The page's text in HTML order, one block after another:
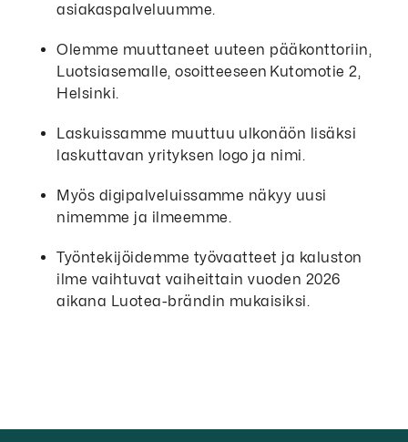
asiakaspalveluumme.
Olemme muuttaneet uuteen pääkonttoriin,
Luotsiasemalle, osoitteeseen Kutomotie 2,
Helsinki.
Laskuissamme muuttuu ulkonäön lisäksi
laskuttavan yrityksen logo ja nimi.
Myös digipalveluissamme ​näkyy uusi
nimemme ja ilmeemme.
Työntekijöidemme työvaatteet ja kaluston
ilme vaihtuvat vaiheittain vuoden 2026
aikana Luotea-brändin mukaisiksi.